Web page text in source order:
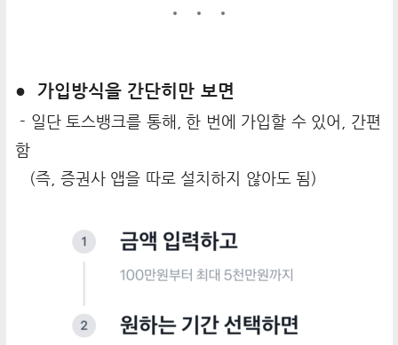
● 가입방식을 간단히만 보면
- 일단 토스뱅크를 통해, 한 번에 가입할 수 있어, 간편
함
(즉, 증권사 앱을 따로 설치하지 않아도 됨)